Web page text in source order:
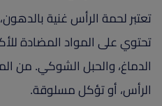
تحتوي على المواد المضادة
الدماغ، والحبل الشوكي. من
الرأس، أو تؤكل مسلوقة.